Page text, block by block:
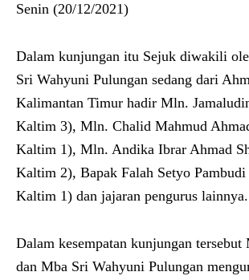
Senin (20/12/2021)
Dalam kunjungan itu Sejuk diwakili
Sri Wahyuni Pulungan sedang dari
Kalimantan Timur hadir Mln.
Kaltim 3), Mln. Chalid Mahmud
Kaltim 1), Mln. Andika Ibrar Ahmad
Kaltim 2), Bapak Falah Setyo
Kaltim 1) dan jajaran pengurus lainnya.
Dalam kesempatan kunjungan
dan Mba Sri Wahyuni Pulungan